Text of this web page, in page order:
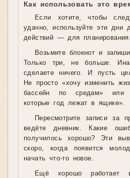
Как использовать это
Если хотите, чтобы
удачно, используйте эти дни
действий — для планирования.
Возьмите блокнот и
Только три, не больше.
сделаете ничего. И пусть
Не просто «хочу изменить
бассейн по средам» или
которые год лежат в ящике».
Пересмотрите записи за
ведёте дневник. Какие
получилось хорошо? Эти
скоро, когда появится
начать что-то новое.
Ещё хорошо работает